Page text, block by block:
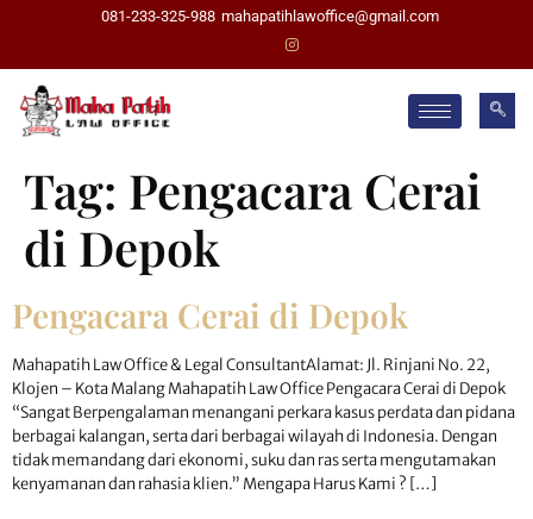
081-233-325-988 mahapatihlawoffice@gmail.com
Tag: Pengacara Cerai
di Depok
Pengacara Cerai di Depok
Mahapatih Law Office & Legal ConsultantAlamat: Jl. Rinjani No. 22,
Klojen – Kota Malang Mahapatih Law Office Pengacara Cerai di Depok
“Sangat Berpengalaman menangani perkara kasus perdata dan pidana
berbagai kalangan, serta dari berbagai wilayah di Indonesia. Dengan
tidak memandang dari ekonomi, suku dan ras serta mengutamakan
kenyamanan dan rahasia klien.” Mengapa Harus Kami ? […]